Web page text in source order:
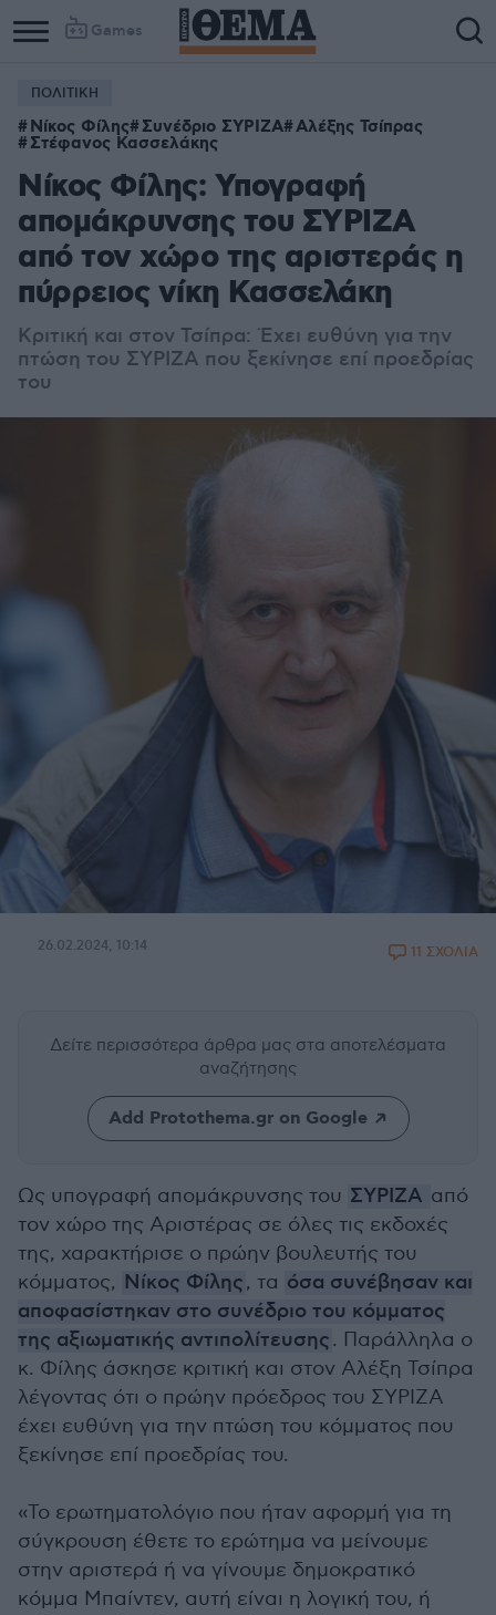
Games
ΠΟΛΙΤΙΚΗ
Νίκος Φίλης Συνέδριο ΣΥΡΙΖΑ Αλέξης Τσίπρας
Στέφανος Κασσελάκης
Νίκος Φίλης: Υπογραφή
απομάκρυνσης του ΣΥΡΙΖΑ
από τον χώρο της αριστεράς η
πύρρειος νίκη Κασσελάκη
Κριτική και στον Τσίπρα: Έχει ευθύνη για την
πτώση του ΣΥΡΙΖΑ που ξεκίνησε επί προεδρίας
του
26.02.2024, 10:14 11 ΣΧΟΛΙΑ
Δείτε περισσότερα άρθρα μας στα αποτελέσματα
αναζήτησης
Add Protothema.gr on Google
Ως υπογραφή απομάκρυνσης του ΣΥΡΙΖΑ από
τον χώρο της Αριστέρας σε όλες τις εκδοχές
της, χαρακτήρισε ο πρώην βουλευτής του
κόμματος, Νίκος Φίλης, τα όσα συνέβησαν και
αποφασίστηκαν στο συνέδριο του κόμματος
της αξιωματικής αντιπολίτευσης. Παράλληλα ο
κ. Φίλης άσκησε κριτική και στον Αλέξη Τσίπρα
λέγοντας ότι ο πρώην πρόεδρος του ΣΥΡΙΖΑ
έχει ευθύνη για την πτώση του κόμματος που
ξεκίνησε επί προεδρίας του.
«Το ερωτηματολόγιο που ήταν αφορμή για τη
σύγκρουση έθετε το ερώτημα να μείνουμε
στην αριστερά ή να γίνουμε δημοκρατικό
κόμμα Μπαίντεν, αυτή είναι η λογική του, ή